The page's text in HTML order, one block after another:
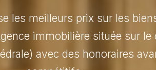
les meilleurs prix sur les
immobilière située sur le
avec des honoraires